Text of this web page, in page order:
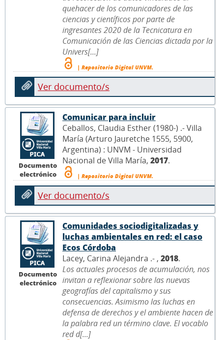
quehacer de los comunicadores de las
ciencias y científicos por parte de
ingresantes 2020 de la Tecnicatura en
Comunicación de las Ciencias dictada por la
Univers[...]
| Repositorio Digital UNVM.
Ver documento/s
Documento
electrónico
Comunicar para incluir
Ceballos, Claudia Esther (1980-) .- Villa
María (Arturo Jauretche 1555, 5900,
Argentina) : UNVM - Universidad
Nacional de Villa María, 2017.
| Repositorio Digital UNVM.
Ver documento/s
Documento
electrónico
Comunidades sociodigitalizadas y
luchas ambientales en red: el caso
Ecos Córdoba
Lacey, Carina Alejandra .- , 2018.
Los actuales procesos de acumulación, nos
invitan a reflexionar sobre las nuevas
geografías del capitalismo y sus
consecuencias. Asimismo las luchas en
defensa de derechos y el ambiente hacen de
la palabra red un término clave. El vocablo
red d[...]